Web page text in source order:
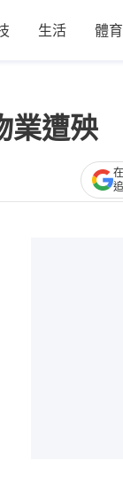
生活 體育
業遭殃